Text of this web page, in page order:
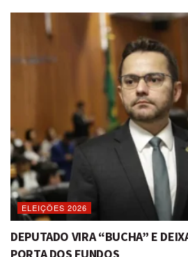
ELEIÇÕES 2026
DEPUTADO VIRA “BUCHA” E